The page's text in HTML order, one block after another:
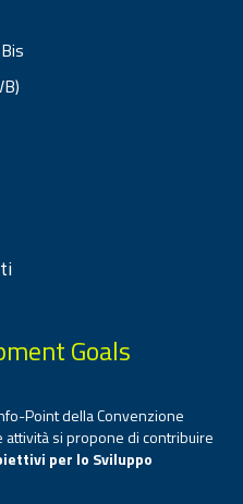
Goals
Point della Convenzione
si propone di contribuire
per lo Sviluppo